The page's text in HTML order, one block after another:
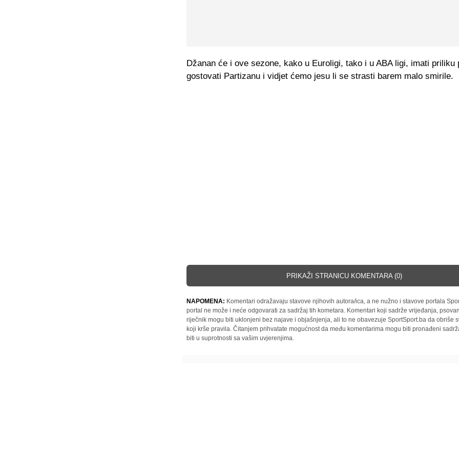
Džanan će i ove sezone, kako u Euroligi, tako i u ABA ligi, imati priliku
gostovati Partizanu i vidjet ćemo jesu li se strasti barem malo smirile.
PRIKAŽI STRANICU KOMENTARA (0)
NAPOMENA: Komentari odražavaju stavove njihovih autora/ica, a ne nužno i stavove portala
portal ne može i neće odgovarati za sadržaj tih kometara. Komentari koji sadrže vrijeđanja,
riječnik mogu biti uklonjeni bez najave i objašnjenja, ali to ne obavezuje SportSport.ba da obriše
koji krše pravila. Čitanjem prihvatate mogućnost da među komentarima mogu biti pronađeni
biti u suprotnosti sa vašim uvjerenjima.